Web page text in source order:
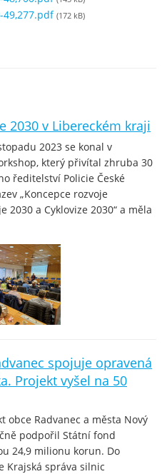
49,277.pdf (172 kB)
2030 v Libereckém kraji
2023 se konal v
který přivítal zhruba 30
ředitelství Policie České
„Koncepce rozvoje
2030 a Cyklovize 2030“ a měla
spojuje opravená
Projekt vyšel na 50
obce Radvanec a města Nový
podpořil Státní fond
24,9 milionu korun. Do
Krajská správa silnic